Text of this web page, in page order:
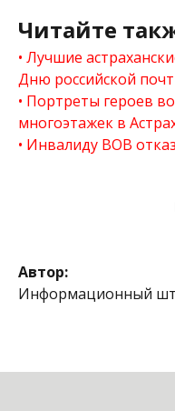
Читайте
Лучшие
Дню российской
Портреты героев
многоэтажек в
Инвалиду ВОВ
Автор:
Информационный